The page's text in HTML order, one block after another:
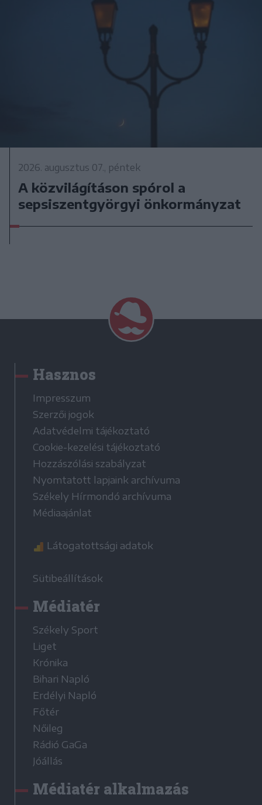
2026. augusztus 07., péntek
A közvilágításon spórol a
sepsiszentgyörgyi önkormányzat
Hasznos
Impresszum
Szerzői jogok
Adatvédelmi tájékoztató
Cookie-kezelési tájékoztató
Hozzászólási szabályzat
Nyomtatott lapjaink archívuma
Székely Hírmondó archívuma
Médiaajánlat
Látogatottsági adatok
Sütibeállítások
Médiatér
Székely Sport
Liget
Krónika
Bihari Napló
Erdélyi Napló
Főtér
Nőileg
Rádió GaGa
Jóállás
Médiatér alkalmazás